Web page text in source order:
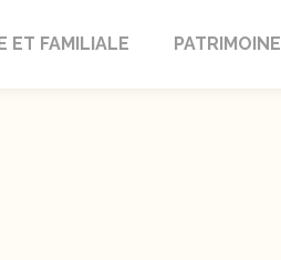
ET FAMILIALE PATRIMOINE